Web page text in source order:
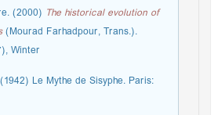
(2000)The historical evolution of
(Mourad Farhadpour, Trans.).
Winter.
Le Mythe de Sisyphe. Paris: